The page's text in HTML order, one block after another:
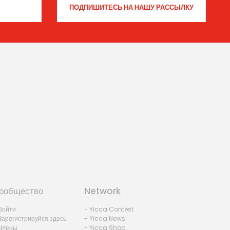
здесь
Network
- Yicca Contest
- Yicca News
- Yicca Shop